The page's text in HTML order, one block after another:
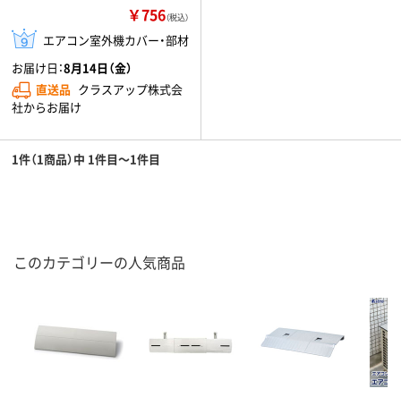
￥756（税込）
エアコン室外機カバー・部材
お届け日：8月14日（金）
直送品 クラスアップ株式会
社からお届け
1件（1商品）中 1件目～1件目
このカテゴリーの人気商品